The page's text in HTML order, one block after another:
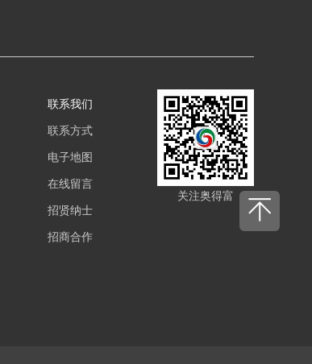
联系我们
联系方式
电子地图
在线留言
招贤纳士
招商合作
关注奥得富